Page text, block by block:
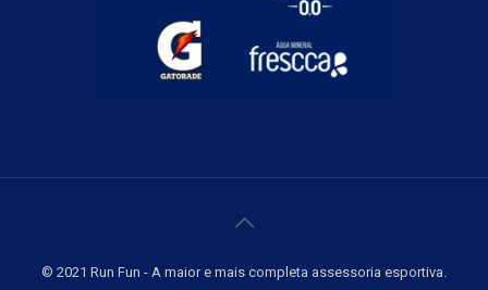
© 2021 Run Fun - A maior e mais completa assessoria esportiva.